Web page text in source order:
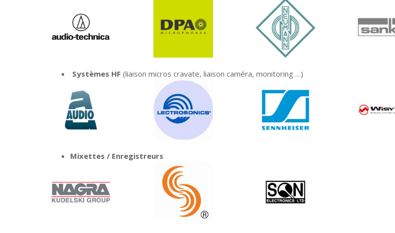
Systèmes HF (liaison micros cravate, liaison caméra, monitoring …)
Mixettes / Enregistreurs